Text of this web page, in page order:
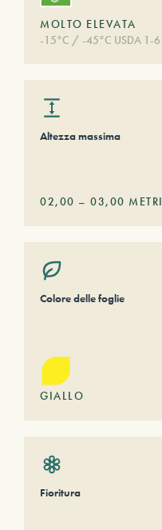
MOLTO ELEVATA
-15°C / -45°C USDA 1-6
Altezza massima
02,00 – 03,00 METRI
Colore delle foglie
GIALLO
Fioritura